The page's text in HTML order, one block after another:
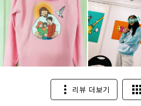
more_vert 리뷰 더보기 apps